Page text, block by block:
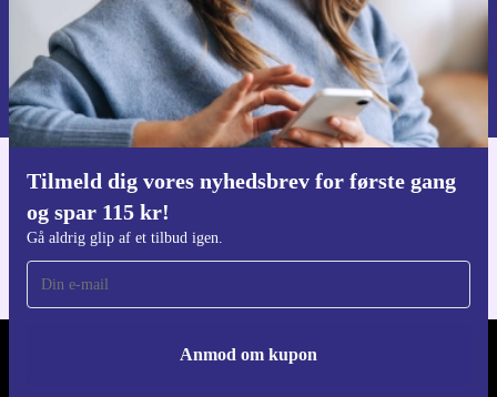
Tilmeld dig vores nyhedsbrev for første gang
og spar 115 kr!
Gå aldrig glip af et tilbud igen.
Anmod om kupon
Anmod om kupon
Du kan finde information omkring vores brug af personlig data i vores
Privatlivspolitik
Download refurbed appen
REFURBED DANMARK - RETHINK NEW.